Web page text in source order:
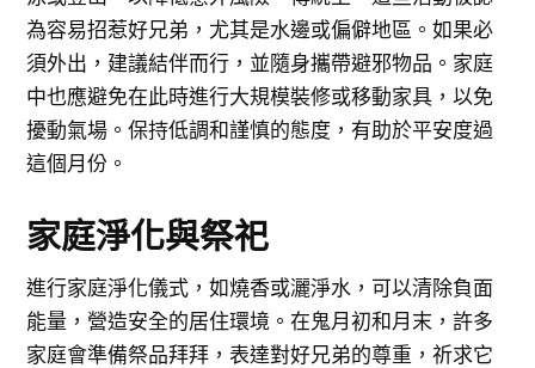
為容易招惹好兄弟，尤其是水邊或偏僻地區。如果必
須外出，建議結伴而行，並隨身攜帶避邪物品。家庭
中也應避免在此時進行大規模裝修或移動家具，以免
擾動氣場。保持低調和謹慎的態度，有助於平安度過
這個月份。
家庭淨化與祭祀
進行家庭淨化儀式，如燒香或灑淨水，可以清除負面
能量，營造安全的居住環境。在鬼月初和月末，許多
家庭會準備祭品拜拜，表達對好兄弟的尊重，祈求它